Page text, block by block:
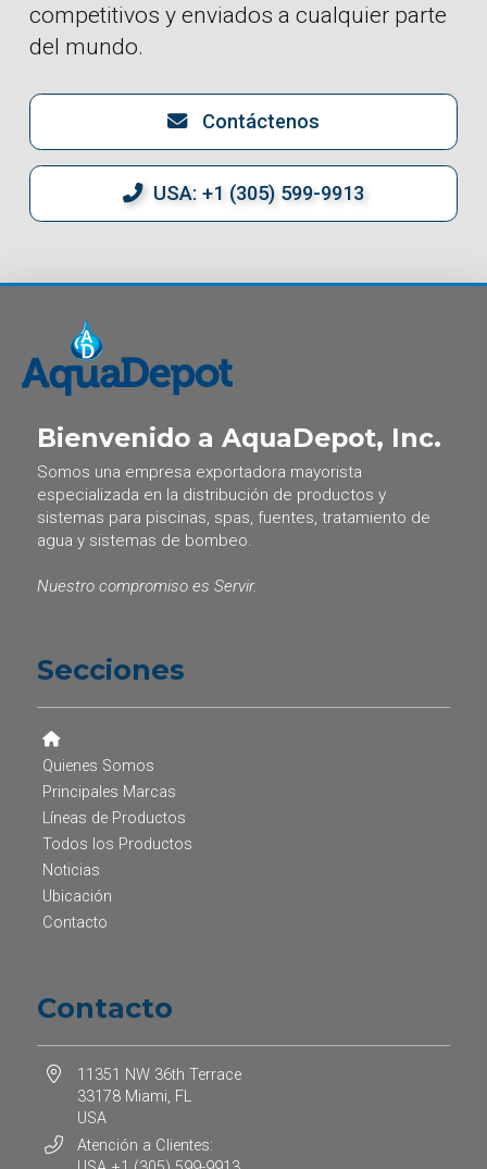
competitivos y enviados a cualquier parte
del mundo.
Contáctenos
USA: +1 (305) 599-9913
Bienvenido a AquaDepot, Inc.
Somos una empresa exportadora mayorista
especializada en la distribución de productos y
sistemas para piscinas, spas, fuentes, tratamiento de
agua y sistemas de bombeo.
Nuestro compromiso es Servir.
Secciones
Quienes Somos
Principales Marcas
Líneas de Productos
Todos los Productos
Noticias
Ubicación
Contacto
Contacto
11351 NW 36th Terrace
33178 Miami, FL
USA
Atención a Clientes: